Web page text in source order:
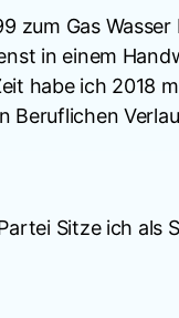
zum Gas
in einem
habe ich 2018
Beruflichen
Sitze ich